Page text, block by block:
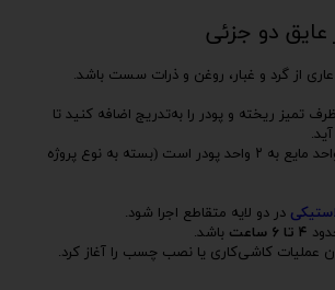
عایق دو جزئی
از گرد و غبار، روغن و ذرات سست باشد.
تمیز ریخته و پودر را به‌تدریج اضافه کنید تا
نسبت ترکیب معمولاً ۱ واحد مایع به ۲ واحد پودر است (بسته به نوع پروژه
در دو لایه متقاطع اجرا شود.
۴ تا ۶ ساعت
باشد.